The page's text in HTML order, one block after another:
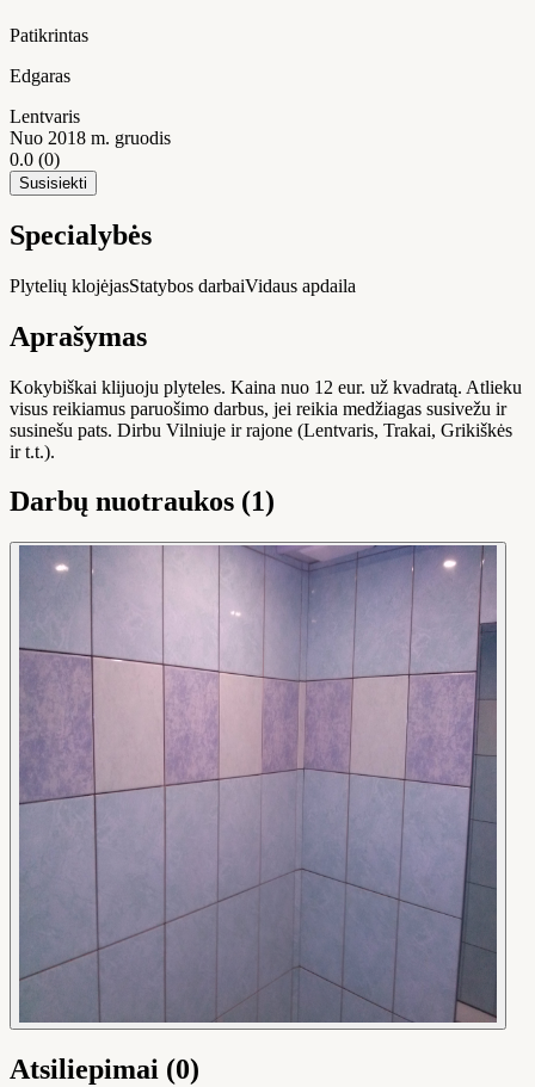
Patikrintas
Edgaras
Lentvaris
Nuo 2018 m. gruodis
0.0 (0)
Susisiekti
Specialybės
Plytelių klojėjasStatybos darbaiVidaus apdaila
Aprašymas
Kokybiškai klijuoju plyteles. Kaina nuo 12 eur. už kvadratą. Atlieku
visus reikiamus paruošimo darbus, jei reikia medžiagas susivežu ir
susinešu pats. Dirbu Vilniuje ir rajone (Lentvaris, Trakai, Grikiškės
ir t.t.).
Darbų nuotraukos (1)
Atsiliepimai (0)